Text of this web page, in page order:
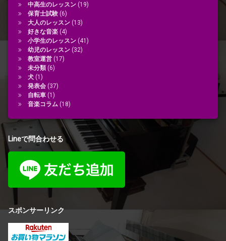
中高生のレッスン(19)
保育士試験(6)
大人のレッスン(13)
好きな音楽(4)
小学生のレッスン(41)
幼児のレッスン(32)
教室運営(17)
未分類(6)
犬(1)
発表会(37)
自転車(1)
音楽コラム(18)
Lineで問合わせる
スポンサーリンク